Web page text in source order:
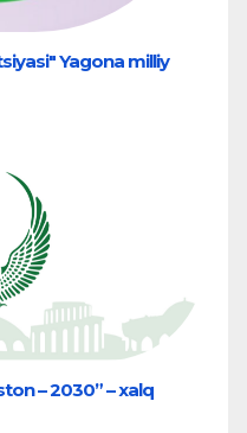
Yagona milliy
– 2030” – xalq